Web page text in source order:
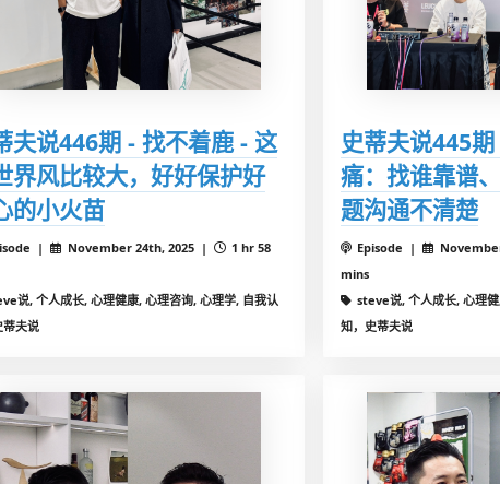
夫说446期 - 找不着鹿 - 这
界风比较大，好好保护好
的小火苗
| November 24th, 2025 |
1 hr 58
说, 个人成长, 心理健康, 心理咨询, 心理学, 自我认
蒂夫说
史蒂夫说445
痛：找谁靠谱
题沟通不清楚
Episode |
mins
steve说, 个人成长, 心理
知，史蒂夫说